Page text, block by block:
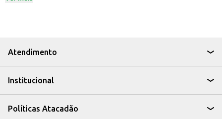
Sirva como prato principal, acompanhada de arroz, feijão e saladas.
Utilize em lanches e sanduíches, desfiando a carne e adicionando seus
acompanhamentos favoritos.
A Costela Suína Cozida e Defumada Sulita é uma escolha que une sabor,
com ótimo custo-benefício.
Atendimento
Institucional
Políticas Atacadão